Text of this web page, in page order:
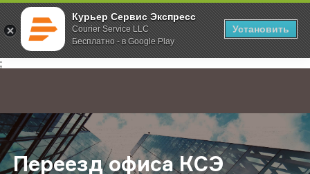
Курьер Сервис Экспресс
Courier Service LLC
Бесплатно - в Google Play
Установить
;
Главная О компании Новости Переезд офиса КСЭ Мурманск на
Переезд офиса КСЭ